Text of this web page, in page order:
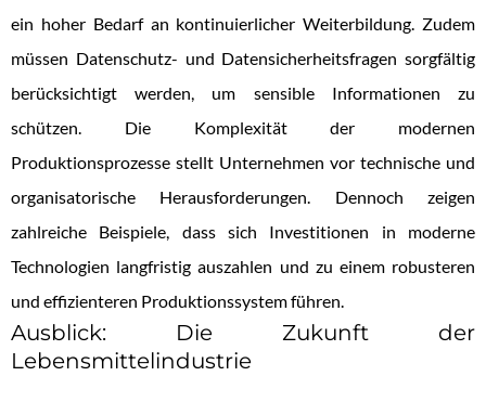
ein hoher Bedarf an kontinuierlicher Weiterbildung. Zudem
müssen Datenschutz- und Datensicherheitsfragen sorgfältig
berücksichtigt werden, um sensible Informationen zu
schützen. Die Komplexität der modernen
Produktionsprozesse stellt Unternehmen vor technische und
organisatorische Herausforderungen. Dennoch zeigen
zahlreiche Beispiele, dass sich Investitionen in moderne
Technologien langfristig auszahlen und zu einem robusteren
und effizienteren Produktionssystem führen.
Ausblick: Die Zukunft der
Lebensmittelindustrie